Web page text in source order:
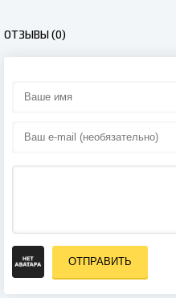
ОТЗЫВЫ (0)
ОТПРАВИТЬ